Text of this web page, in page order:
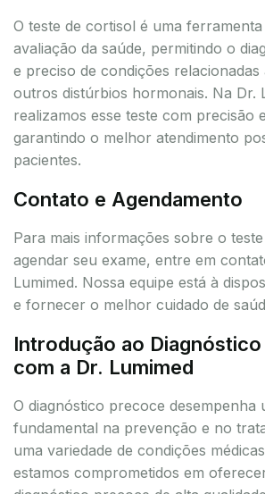
O teste de cortisol é uma
avaliação da saúde, permitindo o
e preciso de condições relacionadas
outros distúrbios hormonais. Na Dr.
realizamos esse teste com precisão
garantindo o melhor atendimento
pacientes.
Contato e Agendamento
Para mais informações sobre o
agendar seu exame, entre em
Lumimed. Nossa equipe está à
e fornecer o melhor cuidado de
Introdução ao
com a Dr. Lumimed
O diagnóstico precoce desempenha
fundamental na prevenção e no
uma variedade de condições
estamos comprometidos em